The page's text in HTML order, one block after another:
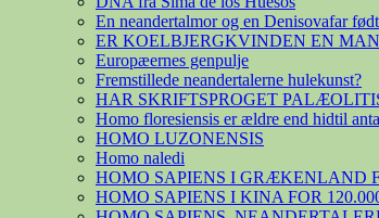
En neandertalmor og en Denisovafar
ER KOELBJERGKVINDEN EN
Europæernes genpulje
Fremstillede neandertalerne hulekunst?
HAR SKRIFTSPROGET
Homo floresiensis er ældre end hidtil
HOMO LUZONENSIS
Homo naledi
HOMO SAPIENS I GRÆKENLAND
HOMO SAPIENS I KINA FOR